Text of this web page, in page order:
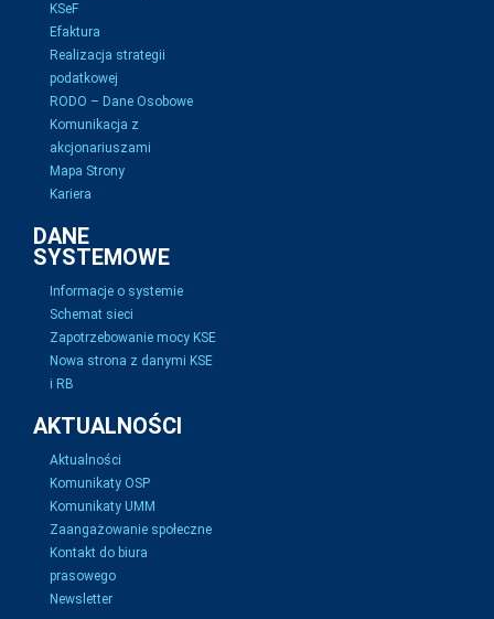
KSeF
Efaktura
Realizacja strategii
podatkowej
RODO – Dane Osobowe
Komunikacja z
akcjonariuszami
Mapa Strony
Kariera
DANE
SYSTEMOWE
Informacje o systemie
Schemat sieci
Zapotrzebowanie mocy KSE
Nowa strona z danymi KSE
i RB
AKTUALNOŚCI
Aktualności
Komunikaty OSP
Komunikaty UMM
Zaangażowanie społeczne
Kontakt do biura
prasowego
Newsletter